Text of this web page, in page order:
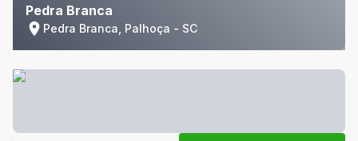
Pedra Branca
Pedra Branca, Palhoça - SC